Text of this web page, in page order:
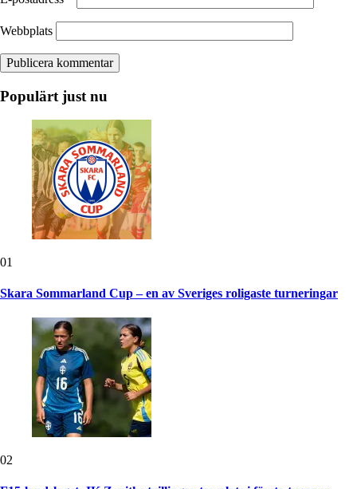
Webbplats
Populärt just nu
01
Skara Sommarland Cup – en av Sveriges roligaste turneringar
02